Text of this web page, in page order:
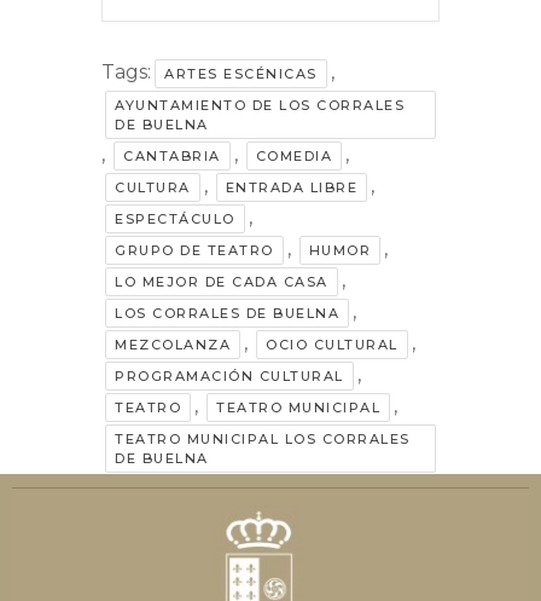
Tags: ARTES ESCÉNICAS ,
AYUNTAMIENTO DE LOS CORRALES
DE BUELNA
, CANTABRIA , COMEDIA ,
CULTURA , ENTRADA LIBRE ,
ESPECTÁCULO ,
GRUPO DE TEATRO , HUMOR ,
LO MEJOR DE CADA CASA ,
LOS CORRALES DE BUELNA ,
MEZCOLANZA , OCIO CULTURAL ,
PROGRAMACIÓN CULTURAL ,
TEATRO , TEATRO MUNICIPAL ,
TEATRO MUNICIPAL LOS CORRALES
DE BUELNA